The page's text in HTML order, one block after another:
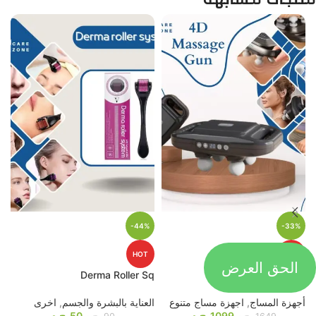
-33%
4D Massage Gun
أجهزة المساج, اجهزة مساج متنوع
-44%
HOT
Derma Roller Sq
العناية بالبشرة والجسم, اخرى
الحق العرض